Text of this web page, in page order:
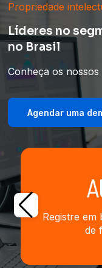
Propriedade
Líderes no
no Brasil
Conheça os
Agendar uma
Registre
de